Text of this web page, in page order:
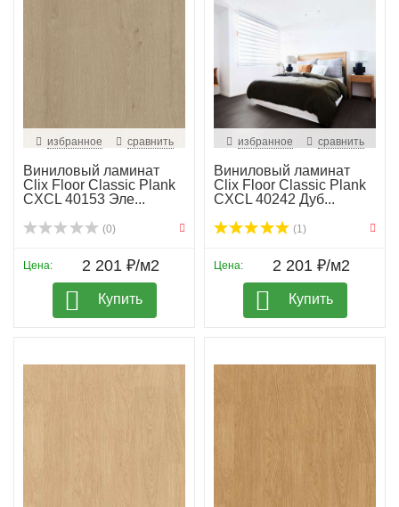
избранное сравнить
Виниловый ламинат
Clix Floor Classic Plank
CXCL 40153 Эле...
(0)
Цена: 2 201 ₽/м2
Купить
избранное сравнить
Виниловый ламинат
Clix Floor Classic Plank
CXCL 40242 Дуб...
(1)
Цена: 2 201 ₽/м2
Купить